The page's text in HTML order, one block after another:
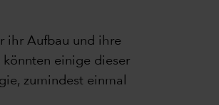
ihr Aufbau und ihre
könnten einige dieser
zumindest einmal